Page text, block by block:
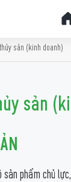
sản (kinh doanh)
sản
sản phẩm chủ